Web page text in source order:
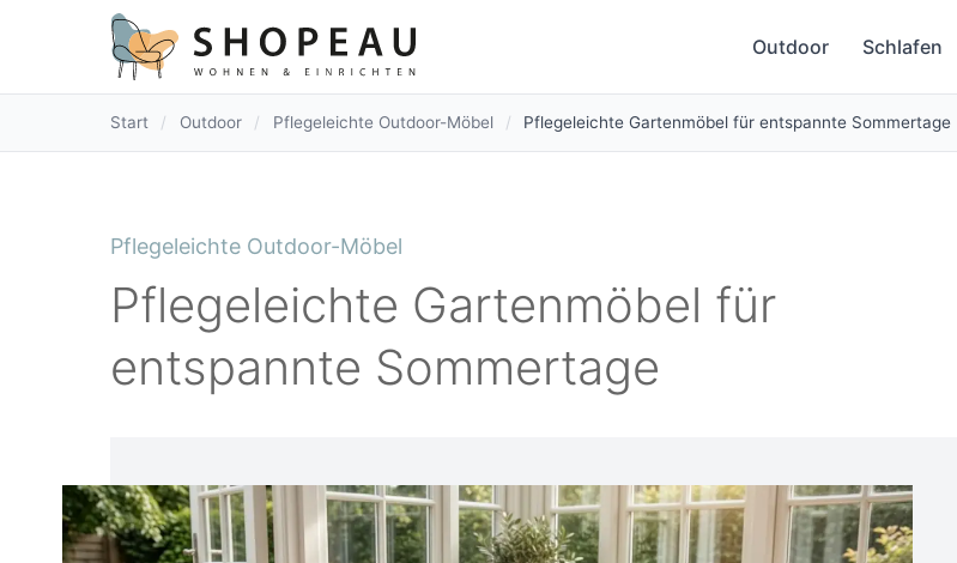
Outdoor Schlafen
Start / Outdoor / Pflegeleichte Outdoor-Möbel / Pflegeleichte Gartenmöbel für entspannte Sommertage
Pflegeleichte Outdoor-Möbel
Pflegeleichte Gartenmöbel für
entspannte Sommertage